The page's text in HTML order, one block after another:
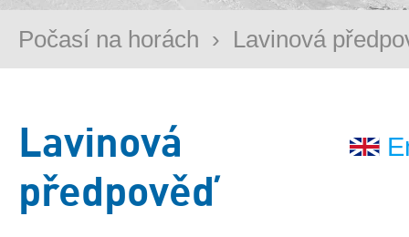
Počasí na horách › Lavinová
Lavinová
předpověď